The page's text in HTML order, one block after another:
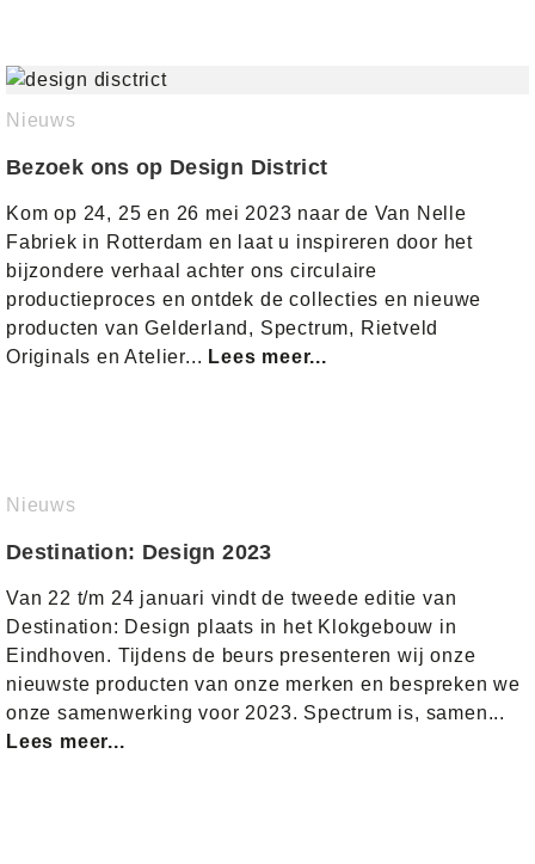
Nieuws
Bezoek ons op Design District
Kom op 24, 25 en 26 mei 2023 naar de Van Nelle
Fabriek in Rotterdam en laat u inspireren door het
bijzondere verhaal achter ons circulaire
productieproces en ontdek de collecties en nieuwe
producten van Gelderland, Spectrum, Rietveld
Originals en Atelier... Lees meer...
Nieuws
Destination: Design 2023
Van 22 t/m 24 januari vindt de tweede editie van
Destination: Design plaats in het Klokgebouw in
Eindhoven. Tijdens de beurs presenteren wij onze
nieuwste producten van onze merken en bespreken we
onze samenwerking voor 2023. Spectrum is, samen...
Lees meer...